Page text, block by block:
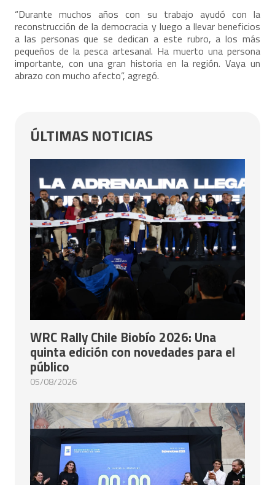
“Durante muchos años con su trabajo ayudó con la
reconstrucción de la democracia y luego a llevar beneficios
a las personas que se dedican a este rubro, a los más
pequeños de la pesca artesanal. Ha muerto una persona
importante, con una gran historia en la región. Vaya un
abrazo con mucho afecto”, agregó.
ÚLTIMAS NOTICIAS
WRC Rally Chile Biobío 2026: Una
quinta edición con novedades para el
público
05/08/2026